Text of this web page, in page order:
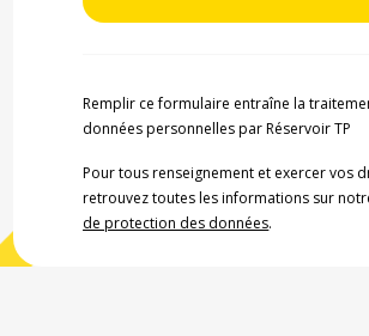
Remplir ce formulaire entraîne la
données personnelles par Réservoir TP
Pour tous renseignement et exercer vos
retrouvez toutes les informations sur
de protection des données.